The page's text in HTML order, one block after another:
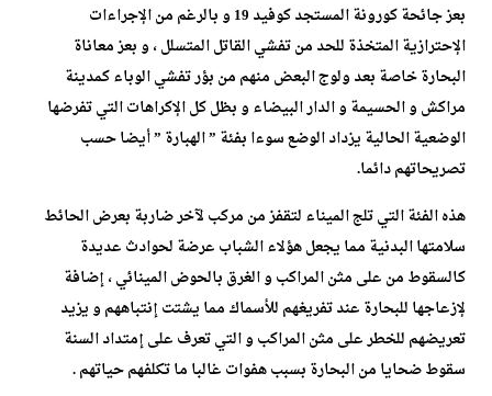
بعز جائحة كورونة المستجد كوفيد 19 و بالرغم من الإجراءات
الإحترازية المتخذة للحد من تفشي القاتل المتسلل ، و بعز معاناة
البحارة خاصة بعد ولوج البعض منهم من بؤر تفشي الوباء كمدينة
مراكش و الحسيمة و الدار البيضاء و بظل كل الإكراهات التي تفرضها
الوضعية الحالية يزداد الوضع سوءا بفئة ” الهبارة ” أيضا حسب
تصريحاتهم دائما.
هذه الفئة التي تلج الميناء لتقفز من مركب لآخر ضاربة بعرض الحائط
سلامتها البدنية مما يجعل هؤلاء الشباب عرضة لحوادث عديدة
كالسقوط من على مثن المراكب و الغرق بالحوض المينائي ، إضافة
لإزعاجها للبحارة عند تفريغهم للأسماك مما يشتت إنتباههم و يزيد
تعريضهم للخطر على مثن المراكب و التي تعرف على إمتداد السنة
سقوط ضحايا من البحارة بسبب هفوات غالبا ما تكلفهم حياتهم .